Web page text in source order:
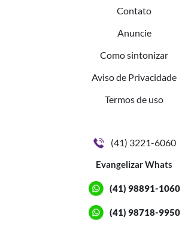
Contato
Anuncie
Como sintonizar
Aviso de Privacidade
Termos de uso
(41) 3221-6060
Evangelizar Whats
(41) 98891-1060
(41) 98718-9950